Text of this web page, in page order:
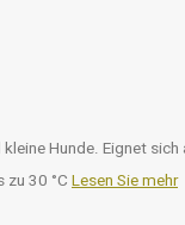
Hunde. Eignet
30 °CLesen Sie mehr